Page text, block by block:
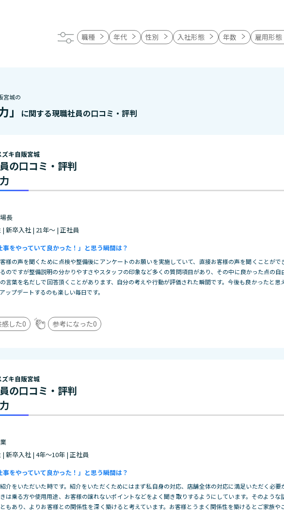
職種 年代 性別 入社形態 年数 雇用形態
宮城の
」 に関する現職社員の口コミ・評判
キ自販宮城
の口コミ・評判
長
| 新卒入社 | 21年～ | 正社員
事をやっていて良かった！」と思う瞬間は？
様の声を聞くために点検や整備後にアンケートのお願いを実施していて、直接お客様の声を聞くことが
のですが整備説明の分かりやすさやスタッフの印象など多くの質問項目があり、その中に良かった点の
言葉を名だしで回答頂くことがあります、自分の考えや行動が評価された瞬間です。今後も良かったと
ップデートするのも楽しい毎日です。
感した0 参考になった0
キ自販宮城
の口コミ・評判
| 新卒入社 | 4年～10年 | 正社員
事をやっていて良かった！」と思う瞬間は？
介をいただいた時です。紹介をいただくためにはまず私自身の対応、店舗全体の対応に満足いただく必
は乗る方や使用用途、お客様の譲れないポイントなどをよく聞き取りするようにしています。そのよう
もあり、よりお客様との関係性を深く築けると考えています。お客様とうまく関係性を築けるとご家族